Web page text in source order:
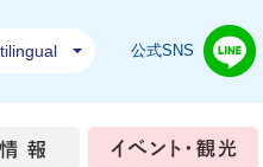
公式SNS
くり 市政情報